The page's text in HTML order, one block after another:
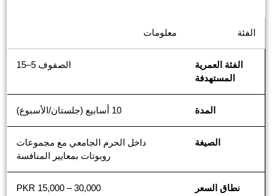
الفئة معلومات
الفئة العمرية
المستهدفة
الصفوف 5–15
المدة 10 أسابيع (جلستان/الأسبوع)
الصيغة
داخل الحرم الجامعي مع مجموعات
روبوتات بمعايير المنافسة
نطاق السعر PKR 15,000 – 30,000